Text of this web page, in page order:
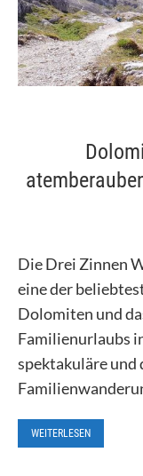
Die Drei Zinnen
eine der
Dolomiten und
Familienurlaubs
spektakuläre und
WEITERLESEN